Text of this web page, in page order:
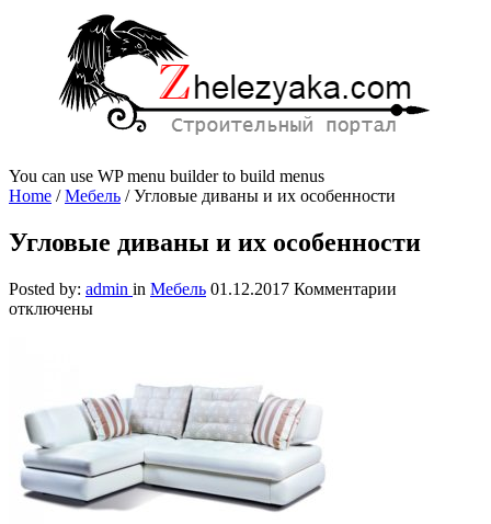
You can use WP menu builder to build menus
Home /Мебель /Угловые диваны и их особенности
Угловые диваны и их особенности
Posted by: admin in Мебель 01.12.2017 Комментарии
отключены